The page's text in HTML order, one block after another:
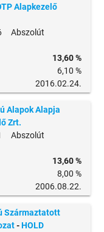
Alapkezelő
Abszolút
13,60 %
6,10 %
2016.02.24.
Alapok Alapja
Zrt.
Abszolút
13,60 %
8,00 %
2006.08.22.
Származtatott
-HOLD